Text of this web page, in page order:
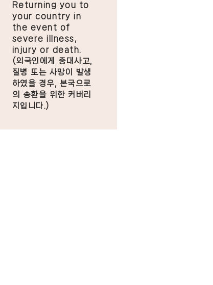
Returning you to
your country in
the event of
severe illness,
injury or death.
​(외국인에게 중대사고,
질병 또는 사망이 발생
하였을 경우, 본국으로
의 송환을 위한 커버리
지입니다.)